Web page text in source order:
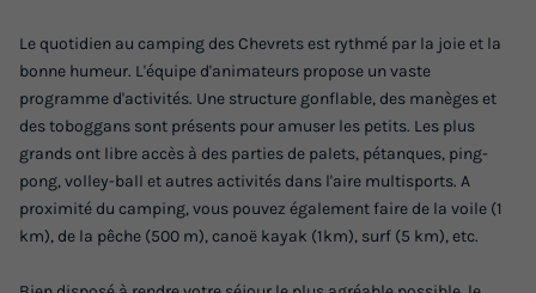
Surface Adultes Chambres Salle de bain
1
Animaux autorisés * Cafetière Chaise longue
Le quotidien au camping des Chevrets est rythmé par la joie et la
bonne humeur. L'équipe d'animateurs propose un vaste
programme d'activités. Une structure gonflable, des manèges et
des toboggans sont présents pour amuser les petits. Les plus
grands ont libre accès à des parties de palets, pétanques, ping-
pong, volley-ball et autres activités dans l'aire multisports. A
proximité du camping, vous pouvez également faire de la voile (1
km), de la pêche (500 m), canoë kayak (1km), surf (5 km), etc.